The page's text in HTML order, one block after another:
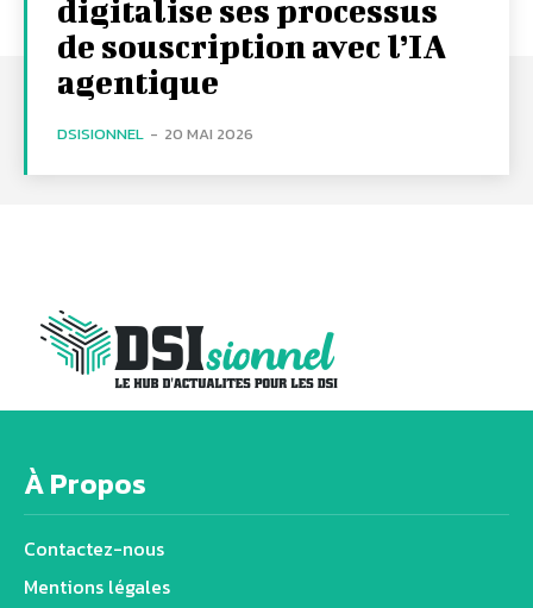
digitalise ses processus
de souscription avec l’IA
agentique
DSISIONNEL - 20 MAI 2026
À Propos
Contactez-nous
Mentions légales